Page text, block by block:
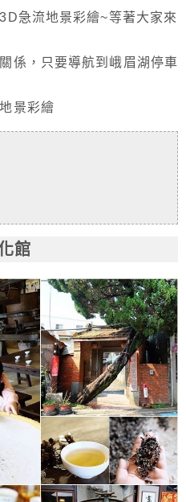
急流地景彩繪~等著大家來
係，只要導航到峨眉湖停車
景彩繪
館